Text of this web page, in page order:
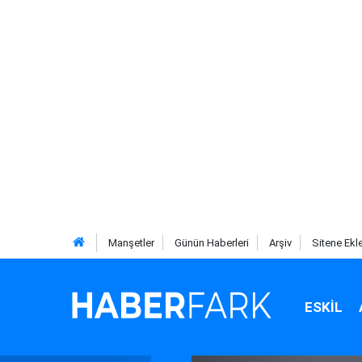
Manşetler Günün Haberleri Arşiv Sitene
ESKIL